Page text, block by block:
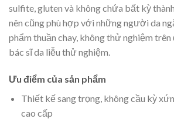
sulfite, gluten và không chứa bất kỳ
nên cũng phù hợp với những người da
phẩm thuần chay, không thử nghiệm
bác sĩ da liễu thử nghiệm.
Ưu điểm của sản phẩm
Thiết kế sang trọng, không cầu kỳ
cao cấp